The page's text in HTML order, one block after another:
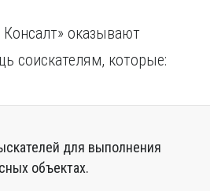
оказывают
соискателям, которые:
для выполнения
объектах.